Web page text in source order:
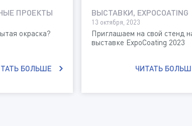
ПРОЕКТЫ
окраска?
БОЛЬШЕ
ВЫСТАВКИ, EXPOCOATING
13 октября, 2023
Приглашаем на свой стенд
выставке ExpoCoating 2023
ЧИТАТЬ